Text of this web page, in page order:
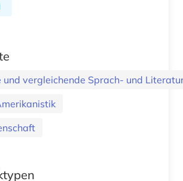
und vergleichende Sprach- und